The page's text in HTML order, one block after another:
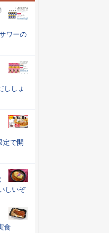
ワーの
ししょ
定で開
しいぞ
食